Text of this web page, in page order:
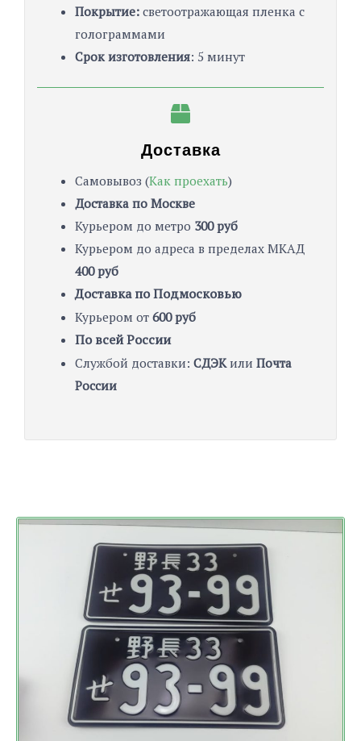
Покрытие:светоотражающая пленка с
голограммами
Срок изготовления: 5 минут
Доставка
Cамовывоз (Как проехать)
Доставка по Москве
Курьером до метро 300 руб
Курьером до адреса в пределах МКАД
400 руб
Доставка по Подмосковью
Курьером от 600 руб
По всей России
Службой доставки: СДЭКили Почта
России